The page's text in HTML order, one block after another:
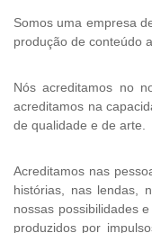
Somos uma empresa
produção de conteúdo
Nós acreditamos no
acreditamos na
de qualidade e de arte.
Acreditamos nas
histórias, nas lendas,
nossas possibilidades
produzidos por